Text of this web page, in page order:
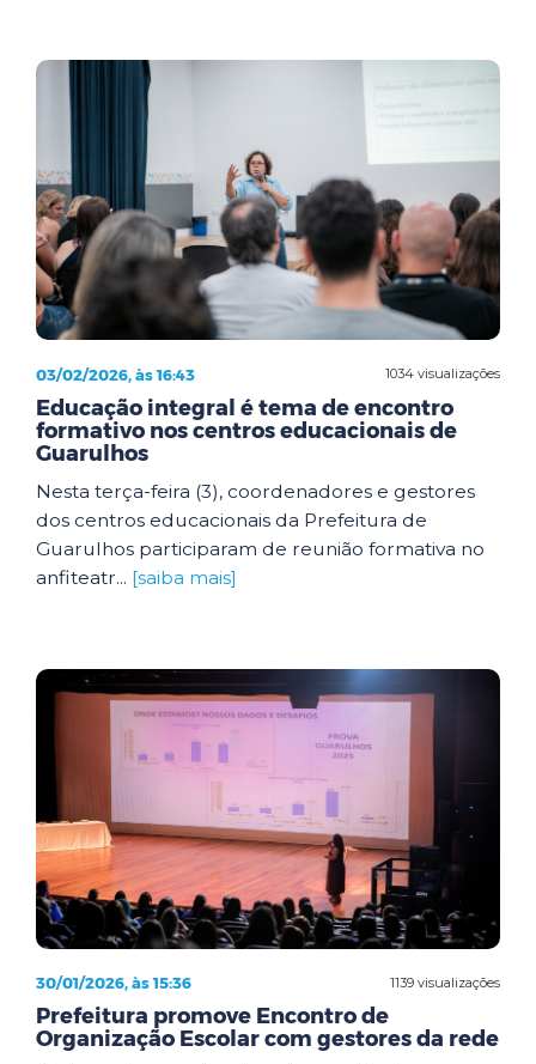
1034 visualizações
03/02/2026, às 16:43
Educação integral é tema de encontro
formativo nos centros educacionais de
Guarulhos
Nesta terça-feira (3), coordenadores e gestores
dos centros educacionais da Prefeitura de
Guarulhos participaram de reunião formativa no
anfiteatr... [saiba mais]
1139 visualizações
30/01/2026, às 15:36
Prefeitura promove Encontro de
Organização Escolar com gestores da rede